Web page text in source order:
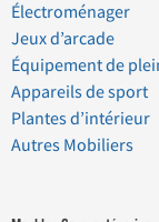
Électroménager
Jeux d’arcade
Équipement de
Appareils de sport
Plantes d’intérieur
Autres Mobiliers